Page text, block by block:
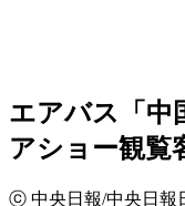
エアバス「
アショー観覧
ⓒ 中央日報/中央日報